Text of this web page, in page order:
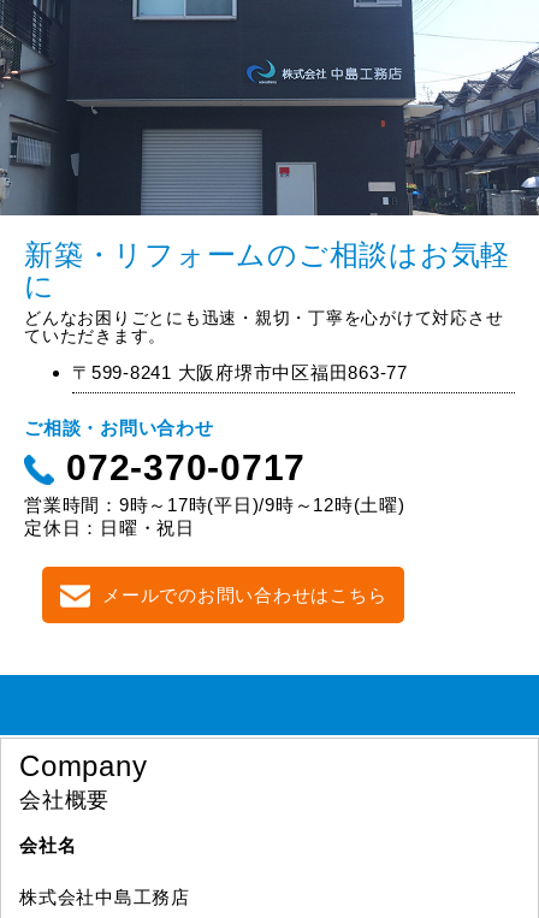
新築・リフォームのご相談はお気軽
に
どんなお困りごとにも迅速・親切・丁寧を心がけて対応させ
ていただきます。
〒599-8241 大阪府堺市中区福田863-77
ご相談・お問い合わせ
072-370-0717
営業時間：9時～17時(平日)/9時～12時(土曜)
定休日：日曜・祝日
メールでのお問い合わせはこちら
Company
会社概要
会社名
株式会社中島工務店